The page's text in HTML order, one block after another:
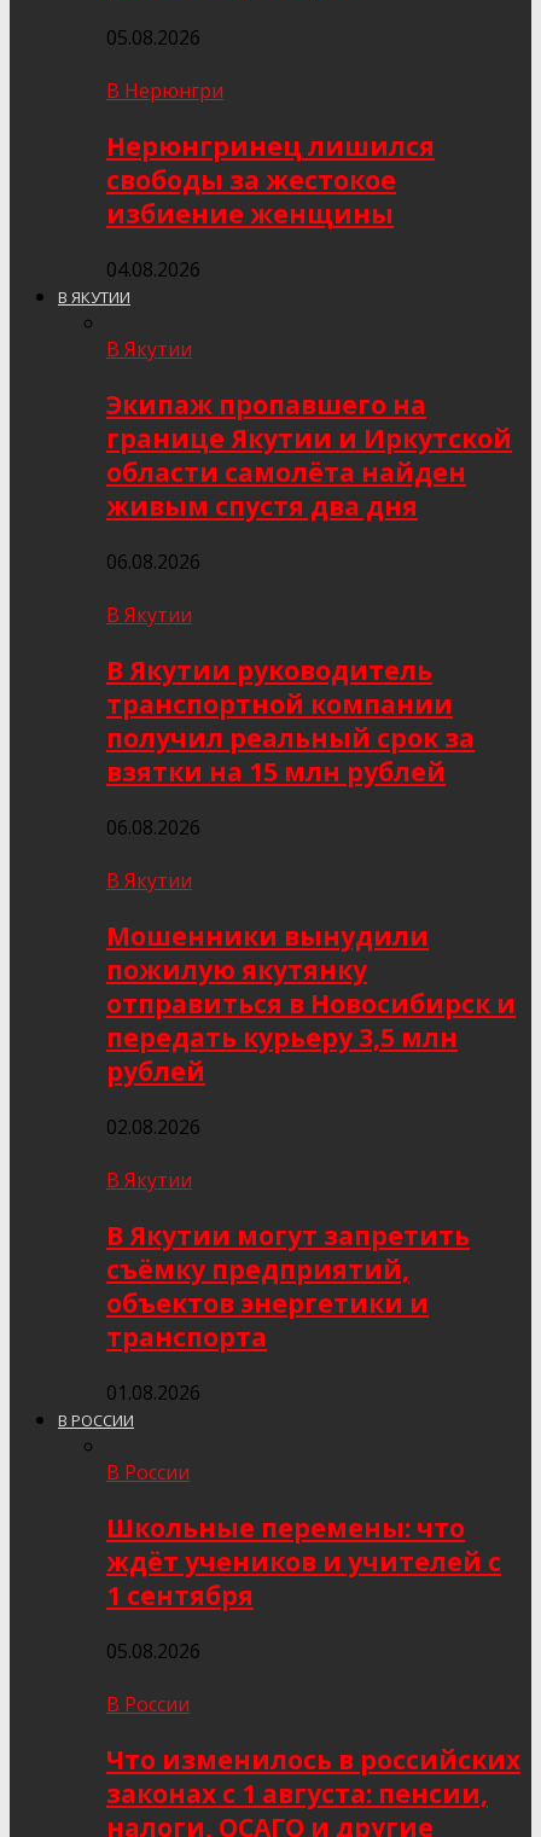
05.08.2026
В Нерюнгри
Нерюнгринец лишился
свободы за жестокое
избиение женщины
04.08.2026
В ЯКУТИИ
В Якутии
Экипаж пропавшего на
границе Якутии и Иркутской
области самолёта найден
живым спустя два дня
06.08.2026
В Якутии
В Якутии руководитель
транспортной компании
получил реальный срок за
взятки на 15 млн рублей
06.08.2026
В Якутии
Мошенники вынудили
пожилую якутянку
отправиться в Новосибирск и
передать курьеру 3,5 млн
рублей
02.08.2026
В Якутии
В Якутии могут запретить
съёмку предприятий,
объектов энергетики и
транспорта
01.08.2026
В РОССИИ
В России
Школьные перемены: что
ждёт учеников и учителей с
1 сентября
05.08.2026
В России
Что изменилось в российских
законах с 1 августа: пенсии,
налоги, ОСАГО и другие